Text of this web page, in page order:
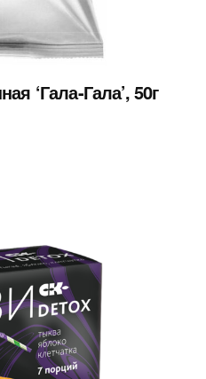
‘Гала-Гала’, 50г